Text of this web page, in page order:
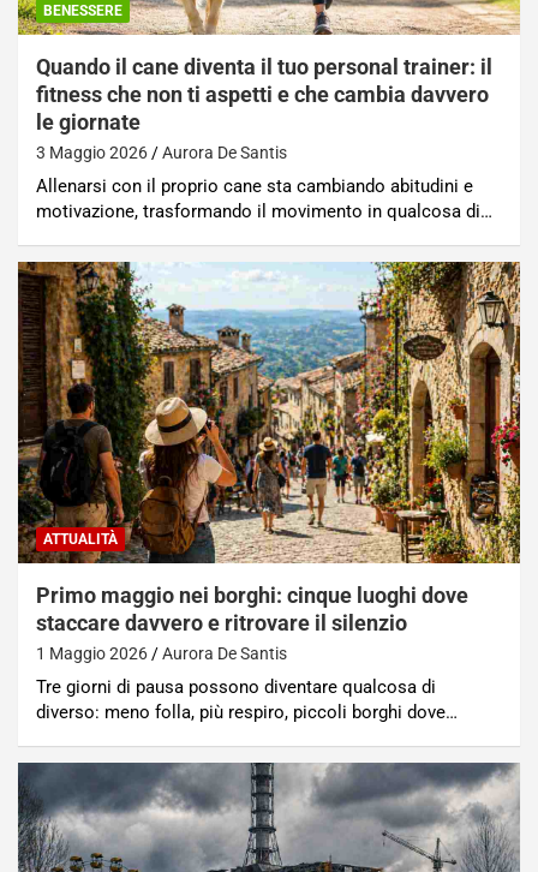
BENESSERE
Quando il cane diventa il tuo personal trainer: il
fitness che non ti aspetti e che cambia davvero
le giornate
3 Maggio 2026 Aurora De Santis
Allenarsi con il proprio cane sta cambiando abitudini e
motivazione, trasformando il movimento in qualcosa di…
ATTUALITÀ
Primo maggio nei borghi: cinque luoghi dove
staccare davvero e ritrovare il silenzio
1 Maggio 2026 Aurora De Santis
Tre giorni di pausa possono diventare qualcosa di
diverso: meno folla, più respiro, piccoli borghi dove…